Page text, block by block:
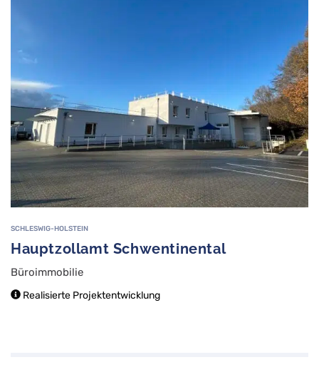
SCHLESWIG-HOLSTEIN
Hauptzollamt Schwentinental
Büroimmobilie
Realisierte Projektentwicklung